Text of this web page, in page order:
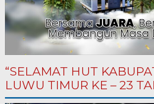
“SELAMAT HUT
LUWU TIMUR KE – 23